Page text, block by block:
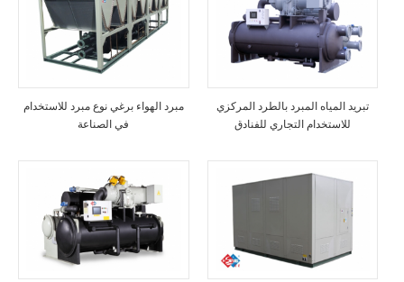
مبرد الهواء برغي نوع مبرد للاستخدام
في الصناعة
تبريد المياه المبرد بالطرد المركزي
للاستخدام التجاري للفنادق